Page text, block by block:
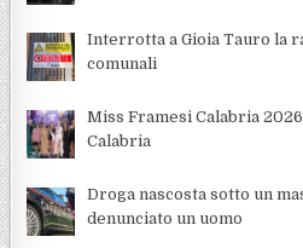
Interrotta a Gioia Tauro la
comunali
Miss Framesi Calabria
Calabria
Droga nascosta sotto un
denunciato un uomo